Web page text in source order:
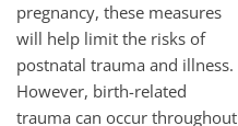
pregnancy, these measures
will help limit the risks of
postnatal trauma and illness.
However, birth-related
trauma can occur throughout